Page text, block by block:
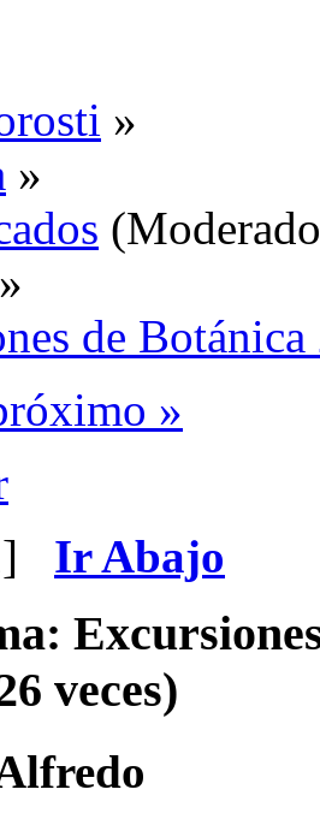
»
»
de Botánica
»
] Ir Abajo
veces)